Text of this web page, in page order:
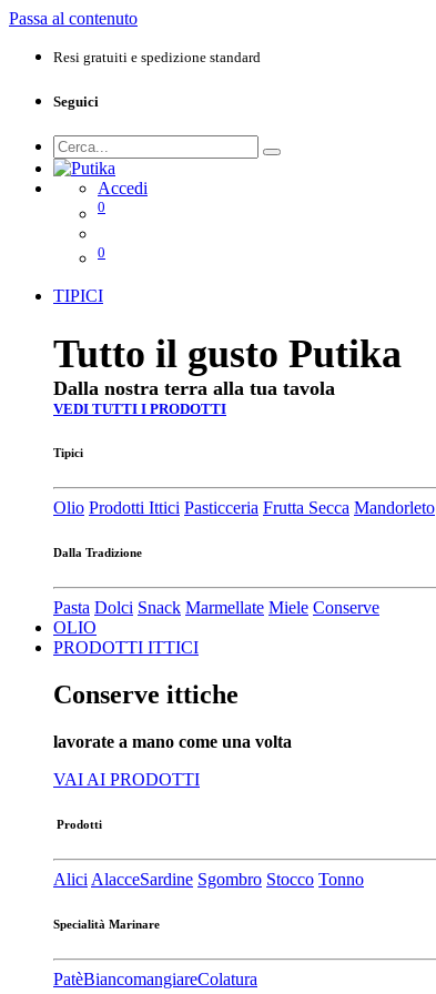
Passa al contenuto
Resi gratuiti e spedizione standard
Seguici
Accedi
0
0
TIPICI
Tutto il gusto Putika
Dalla nostra terra alla tua tavola
VEDI TUTTI I PRODOTTI
Tipici
Olio Prodotti Ittici Pasticceria Frutta Secca Mandorleto
Dalla Tradizione
Pasta Dolci Snack Marmellate Miele Conserve
OLIO
PRODOTTI ITTICI
Conserve ittiche
lavorate a mano come una volta
VAI AI PRODOTTI
Prodotti
Alici AlacceSardine Sgombro Stocco Tonno
Specialità Marinare
Patè​BiancomangiareColatura